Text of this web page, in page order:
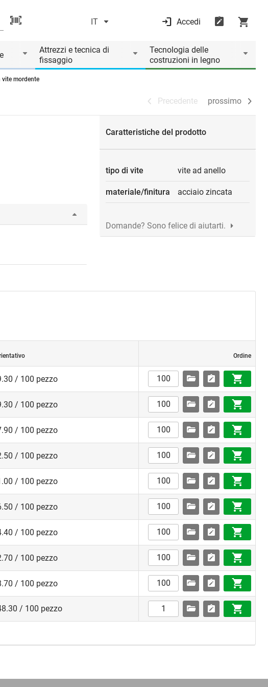
IT Accedi
Attrezzi e tecnica di
fissaggio
Tecnologia delle
costruzioni in legno
vite mordente
Precedente prossimo
Precedente prossimo
Caratteristiche del prodotto
tipo di vite vite ad anello
materiale/finitura acciaio zincata
Domande? Sono felice di aiutarti.
Ordine
/ 100 pezzo
/ 100 pezzo
/ 100 pezzo
/ 100 pezzo
/ 100 pezzo
/ 100 pezzo
/ 100 pezzo
/ 100 pezzo
/ 100 pezzo
/ 100 pezzo